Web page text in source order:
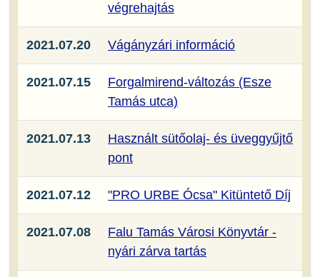
végrehajtás
2021.07.20 Vágányzári információ
2021.07.15
Forgalmirend-változás (Esze
Tamás utca)
2021.07.13
Használt sütőolaj- és üveggyűjtő
pont
2021.07.12 "PRO URBE Ócsa" Kitüntető Díj
2021.07.08
Falu Tamás Városi Könyvtár -
nyári zárva tartás